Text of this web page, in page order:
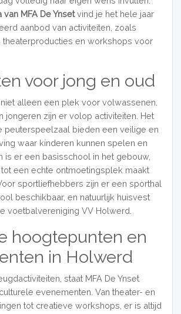
van MFA De Ynsetvind je het hele jaar
aanbod van activiteiten, zoals
theaterproducties en workshops voor
voor jong en oud
niet alleen een plek voor volwassenen.
jongeren zijn er volop activiteiten. Het
peuterspeelzaal bieden een veilige en
waar kinderen kunnen spelen en
is er een basisschool in het gebouw,
een echte ontmoetingsplek maakt
sportliefhebbers zijn er een sporthal
beschikbaar, en natuurlijk huisvest
voetbalvereniging VV Holwerd.
hoogtepunten en
in Holwerd
staat MFA De Ynset
evenementen. Van theater- en
tot creatieve workshops, er is altijd